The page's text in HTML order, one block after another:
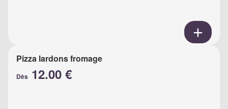
Pizza lardons fromage
Dès 12.00 €